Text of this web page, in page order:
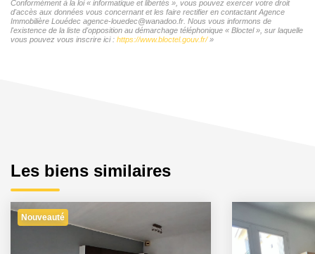
Conformément à la loi « informatique et libertés », vous pouvez exercer votre droit
d'accès aux données vous concernant et les faire rectifier en contactant Agence
Immobilière Louédec agence-louedec@wanadoo.fr. Nous vous informons de
l'existence de la liste d'opposition au démarchage téléphonique « Bloctel », sur laquelle
vous pouvez vous inscrire ici : https://www.bloctel.gouv.fr/»
Les biens similaires
Nouveauté